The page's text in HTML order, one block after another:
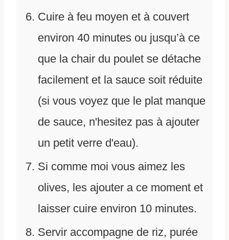
Cuire à feu moyen et à couvert
environ 40 minutes ou jusqu’à ce
que la chair du poulet se détache
facilement et la sauce soit réduite
(si vous voyez que le plat manque
de sauce, n'hesitez pas à ajouter
un petit verre d'eau).
Si comme moi vous aimez les
olives, les ajouter a ce moment et
laisser cuire environ 10 minutes.
Servir accompagne de riz, purée